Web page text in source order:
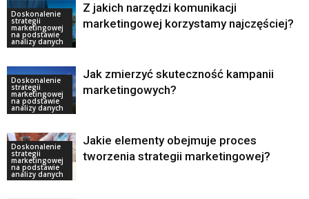
Doskonalenie
strategii
marketingowej
na podstawie
analizy danych
Z jakich narzędzi komunikacji
marketingowej korzystamy najczęściej?
Doskonalenie
strategii
marketingowej
na podstawie
analizy danych
Jak zmierzyć skuteczność kampanii
marketingowych?
Doskonalenie
strategii
marketingowej
na podstawie
analizy danych
Jakie elementy obejmuje proces
tworzenia strategii marketingowej?